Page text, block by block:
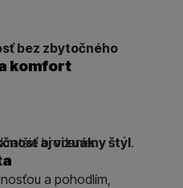
bez zbytočného
komfort
brodenie.
aj vizuálny štýl.
a pohodlím,